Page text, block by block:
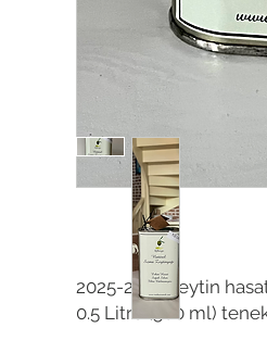
2025-2026 zeytin
0.5 Litre (500 ml)